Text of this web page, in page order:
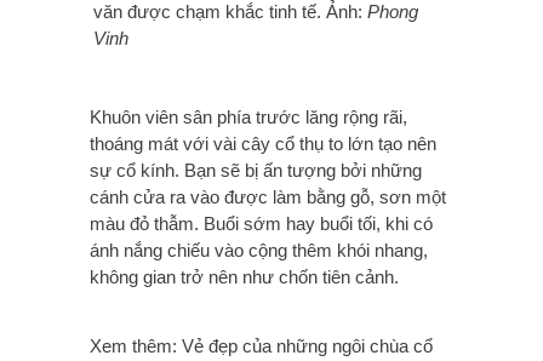
văn được chạm khắc tinh tế. Ảnh: Phong
Vinh
Khuôn viên sân phía trước lăng rộng rãi,
thoáng mát với vài cây cổ thụ to lớn tạo nên
sự cổ kính. Bạn sẽ bị ấn tượng bởi những
cánh cửa ra vào được làm bằng gỗ, sơn một
màu đỏ thẫm. Buổi sớm hay buổi tối, khi có
ánh nắng chiếu vào cộng thêm khói nhang,
không gian trở nên như chốn tiên cảnh.
Xem thêm: Vẻ đẹp của những ngôi chùa cổ